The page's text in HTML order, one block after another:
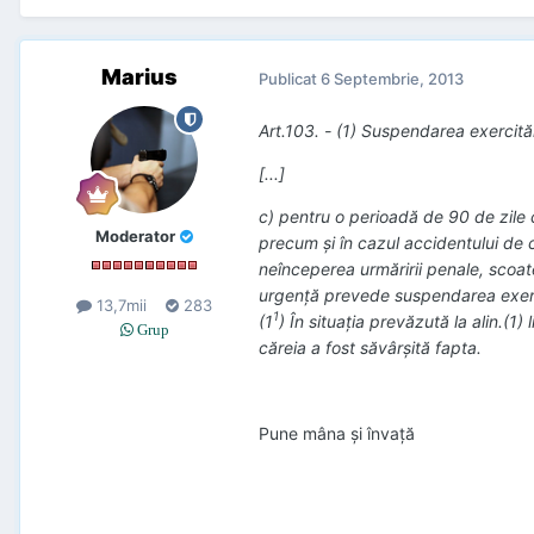
Marius
Moderator
13,7mii 283
Grup
Publicat6 Septembrie, 2013
Art.103. - (1) Suspendarea
[...]
c) pentru o perioadă de 90 de zile
precum şi în cazul accidentului de
neînceperea urmăririi penale,
urgenţă prevede suspendarea
(11) În situaţia prevăzută la
căreia a fost săvârşită fapta.
Pune mâna şi învaţă